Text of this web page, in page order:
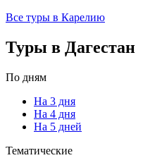
Все туры в Карелию
Туры в Дагестан
По дням
На 3 дня
На 4 дня
На 5 дней
Тематические